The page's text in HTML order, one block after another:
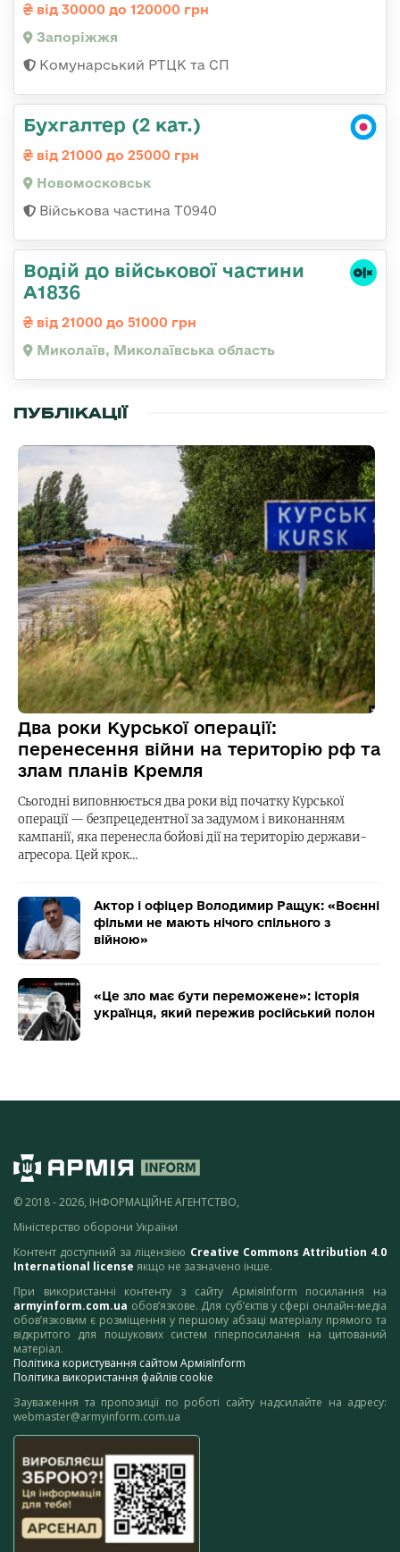
від 30000 до 120000 грн
Запоріжжя
Комунарський РТЦК та СП
Бухгалтер (2 кат.)
від 21000 до 25000 грн
Новомосковськ
Військова частина Т0940
Водій до військової частини
А1836
від 21000 до 51000 грн
Миколаїв, Миколаївська область
ПУБЛІКАЦІЇ
Два роки Курської операції:
перенесення війни на територію рф та
злам планів Кремля
Сьогодні виповнюється два роки від початку Курської
операції — безпрецедентної за задумом і виконанням
кампанії, яка перенесла бойові дії на територію держави-
агресора. Цей крок…
Актор і офіцер Володимир Ращук: «Воєнні
фільми не мають нічого спільного з
війною»
«Це зло має бути переможене»: історія
українця, який пережив російський полон
© 2018 - 2026, ІНФОРМАЦІЙНЕ АГЕНТСТВО,
Міністерство оборони України
Контент доступний за ліцензією Creative Commons Attribution 4.0
International license якщо не зазначено інше.
При використанні контенту з сайту АрміяInform посилання на
armyinform.com.ua обов’язкове. Для суб’єктів у сфері онлайн-медіа
обов’язковим є розміщення у першому абзаці матеріалу прямого та
відкритого для пошукових систем гіперпосилання на цитований
матеріал.
Політика користування сайтом АрміяInform
Політика використання файлів cookie
Зауваження та пропозиції по роботі сайту надсилайте на адресу:
webmaster@armyinform.com.ua